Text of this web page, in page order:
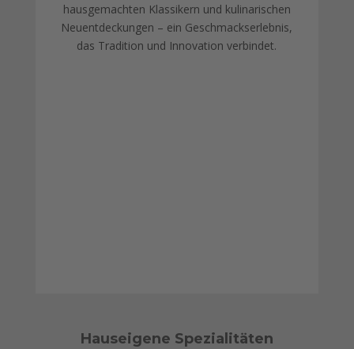
hausgemachten Klassikern und kulinarischen
Neuentdeckungen – ein Geschmackserlebnis,
das Tradition und Innovation verbindet.
Hauseigene Spezialitäten